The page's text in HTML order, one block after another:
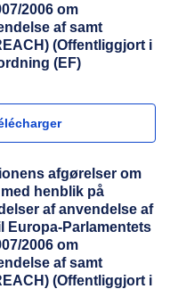
2006 om
af samt
(Offentliggjort i
(EF)
afgørelser om
henblik på
af anvendelse af
Europa-Parlamentets
2006 om
af samt
(Offentliggjort i